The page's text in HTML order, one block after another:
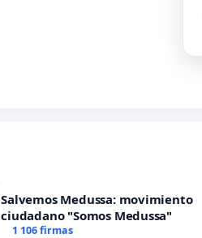
Salvemos Medussa: movimiento
ciudadano "Somos Medussa"
1 106 firmas